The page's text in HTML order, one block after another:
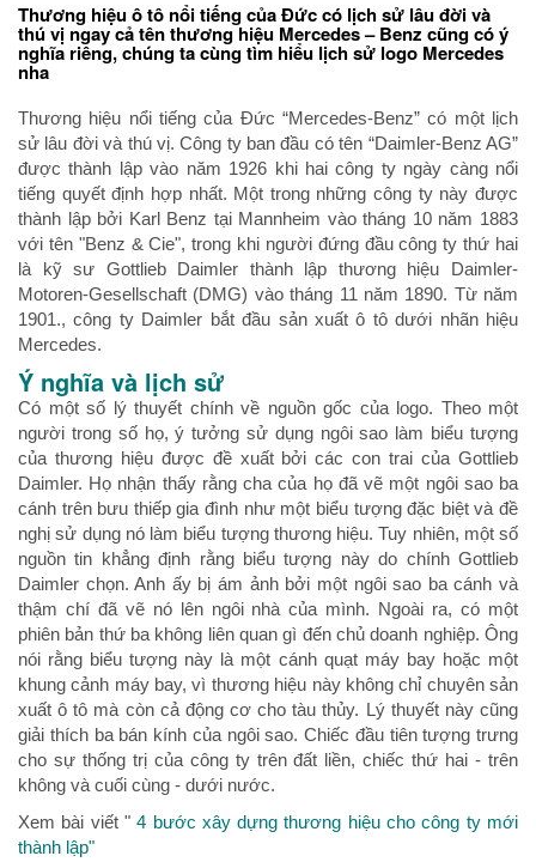
Thương hiệu ô tô nổi tiếng của Đức có lịch sử lâu đời và
thú vị ngay cả tên thương hiệu Mercedes – Benz cũng có ý
nghĩa riêng, chúng ta cùng tìm hiểu lịch sử logo Mercedes
nha
Thương hiệu nổi tiếng của Đức “Mercedes-Benz” có một lịch
sử lâu đời và thú vị. Công ty ban đầu có tên “Daimler-Benz AG”
được thành lập vào năm 1926 khi hai công ty ngày càng nổi
tiếng quyết định hợp nhất. Một trong những công ty này được
thành lập bởi Karl Benz tại Mannheim vào tháng 10 năm 1883
với tên "Benz & Cie", trong khi người đứng đầu công ty thứ hai
là kỹ sư Gottlieb Daimler thành lập thương hiệu Daimler-
Motoren-Gesellschaft (DMG) vào tháng 11 năm 1890. Từ năm
1901., công ty Daimler bắt đầu sản xuất ô tô dưới nhãn hiệu
Mercedes.
Ý nghĩa và lịch sử
Có một số lý thuyết chính về nguồn gốc của logo. Theo một
người trong số họ, ý tưởng sử dụng ngôi sao làm biểu tượng
của thương hiệu được đề xuất bởi các con trai của Gottlieb
Daimler. Họ nhận thấy rằng cha của họ đã vẽ một ngôi sao ba
cánh trên bưu thiếp gia đình như một biểu tượng đặc biệt và đề
nghị sử dụng nó làm biểu tượng thương hiệu. Tuy nhiên, một số
nguồn tin khẳng định rằng biểu tượng này do chính Gottlieb
Daimler chọn. Anh ấy bị ám ảnh bởi một ngôi sao ba cánh và
thậm chí đã vẽ nó lên ngôi nhà của mình. Ngoài ra, có một
phiên bản thứ ba không liên quan gì đến chủ doanh nghiệp. Ông
nói rằng biểu tượng này là một cánh quạt máy bay hoặc một
khung cảnh máy bay, vì thương hiệu này không chỉ chuyên sản
xuất ô tô mà còn cả động cơ cho tàu thủy. Lý thuyết này cũng
giải thích ba bán kính của ngôi sao. Chiếc đầu tiên tượng trưng
cho sự thống trị của công ty trên đất liền, chiếc thứ hai - trên
không và cuối cùng - dưới nước.
Xem bài viết "4 bước xây dựng thương hiệu cho công ty mới
thành lập"